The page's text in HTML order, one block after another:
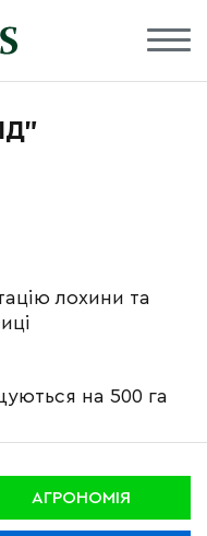
лохини та
на 500 га
АГРОНОМІЯ